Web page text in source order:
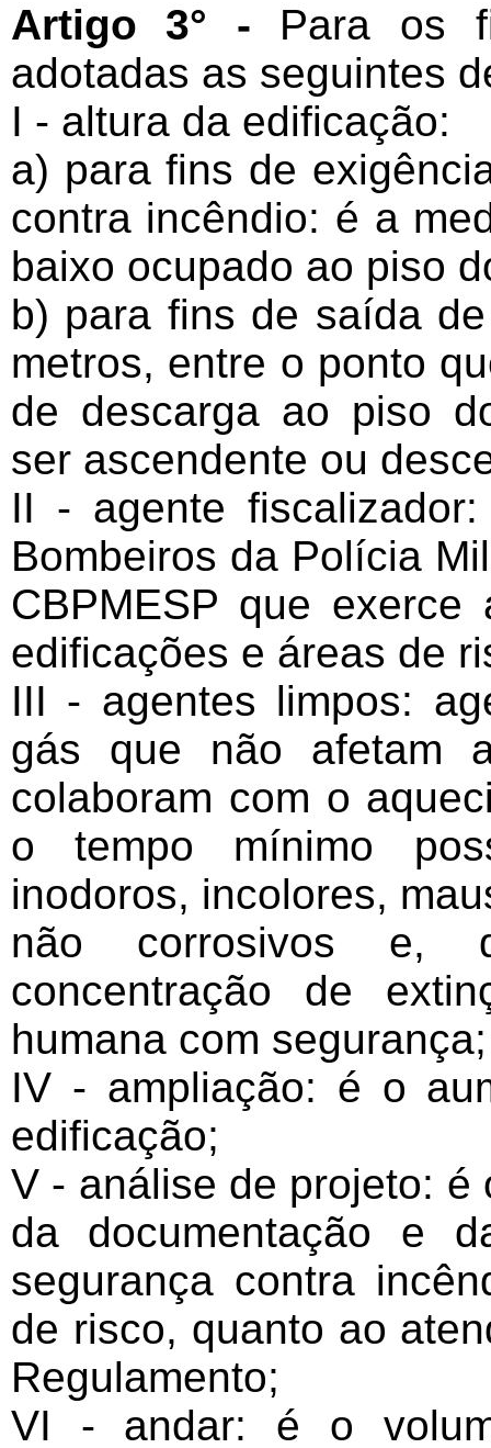
Artigo 3° - Para os
adotadas as seguintes
I - altura da edificação:
a) para fins de
contra incêndio: é a
baixo ocupado ao piso
b) para fins de saída
metros, entre o ponto
de descarga ao piso
ser ascendente ou
II - agente
Bombeiros da Polícia
CBPMESP que
edificações e áreas de
III - agentes limpos:
gás que não afetam
colaboram com o
o tempo mínimo
inodoros, incolores,
não corrosivos e,
concentração de
humana com segurança;
IV - ampliação: é o
edificação;
V - análise de projeto: é
da documentação e
segurança contra
de risco, quanto ao
Regulamento;
VI - andar: é o